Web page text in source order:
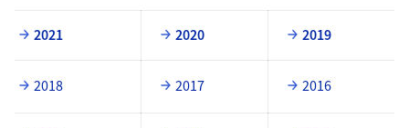
2021 2020 2019
2018 2017 2016